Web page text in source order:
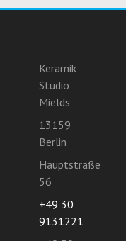
Keramik
Studio
Mields
13159
Berlin
Hauptstraße
56
+49 30
9131221